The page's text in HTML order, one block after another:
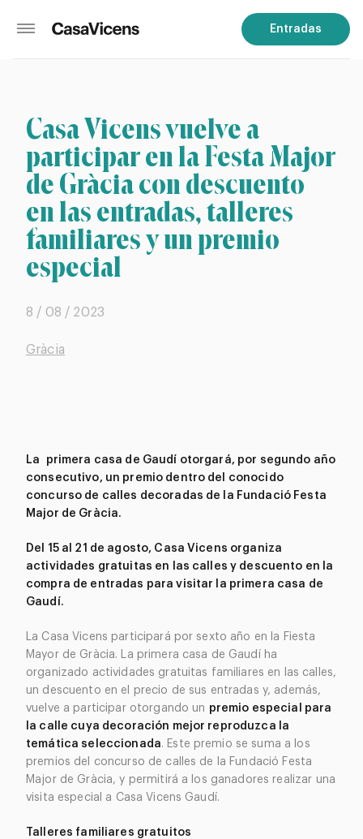
Entradas
Casa Vicens vuelve a
participar en la Festa Major
de Gràcia con descuento
en las entradas, talleres
familiares y un premio
especial
8 / 08 / 2023
Gràcia
La primera casa de Gaudí otorgará, por segundo año
consecutivo, un premio dentro del conocido
concurso de calles decoradas de la Fundació Festa
Major de Gràcia.
Del 15 al 21 de agosto, Casa Vicens organiza
actividades gratuitas en las calles y descuento en la
compra de entradas para visitar la primera casa de
Gaudí.
La Casa Vicens participará por sexto año en la Fiesta
Mayor de Gràcia. La primera casa de Gaudí ha
organizado actividades gratuitas familiares en las calles,
un descuento en el precio de sus entradas y, además,
vuelve a participar otorgando un premio especial para
la calle cuya decoración mejor reproduzca la
temática seleccionada. Este premio se suma a los
premios del concurso de calles de la Fundació Festa
Major de Gràcia, y permitirá a los ganadores realizar una
visita especial a Casa Vicens Gaudí.
Talleres familiares gratuitos